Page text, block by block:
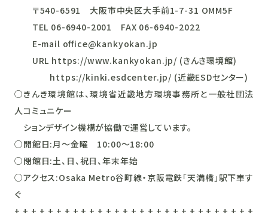
〒540-6591 大阪市中央区大手前1-7-31 OMM5F
TEL 06-6940-2001 FAX 06-6940-2022
E-mail office@kankyokan.jp
URL https://www.kankyokan.jp/ (きんき環境館)
https://kinki.esdcenter.jp/ (近畿ESDセンター)
○きんき環境館は、環境省近畿地方環境事務所と一般社団法
人コミュニケー
ションデザイン機構が協働で運営しています。
○開館日:月～金曜 10:00～18:00
○閉館日:土、日、祝日、年末年始
○アクセス:Osaka Metro谷町線・京阪電鉄「天満橋」駅下車す
ぐ
+ + + + + + + + + + + + + + + + + + + + + + + + + + + + +